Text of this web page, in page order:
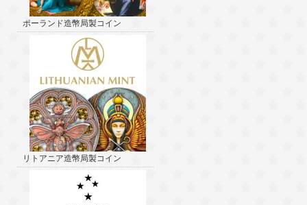
ポーランド造幣局製コイン
リトアニア造幣局製コイン